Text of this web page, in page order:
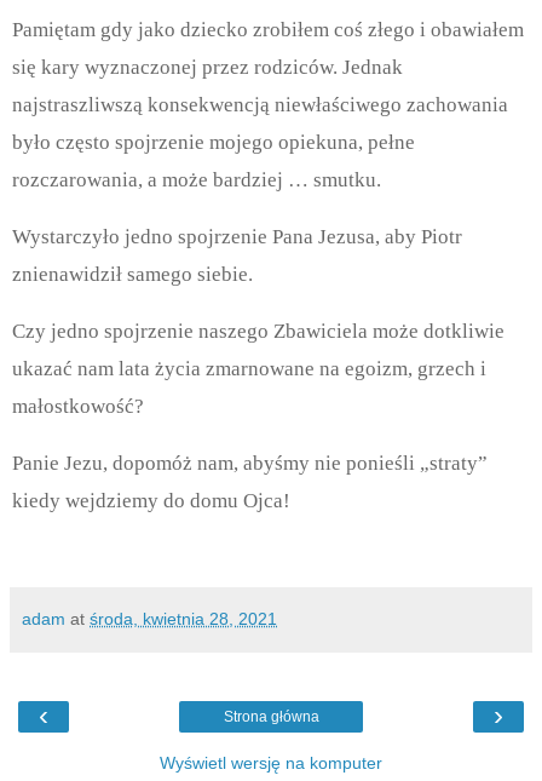
Pamiętam gdy jako dziecko zrobiłem coś złego i obawiałem
się kary wyznaczonej przez rodziców. Jednak
najstraszliwszą konsekwencją niewłaściwego zachowania
było często spojrzenie mojego opiekuna, pełne
rozczarowania, a może bardziej … smutku.
Wystarczyło jedno spojrzenie Pana Jezusa, aby Piotr
znienawidził samego siebie.
Czy jedno spojrzenie naszego Zbawiciela może dotkliwie
ukazać nam lata życia zmarnowane na egoizm, grzech i
małostkowość?
Panie Jezu, dopomóż nam, abyśmy nie ponieśli „straty”
kiedy wejdziemy do domu Ojca!
adam at środa, kwietnia 28, 2021
‹ ›
Strona główna
Wyświetl wersję na komputer